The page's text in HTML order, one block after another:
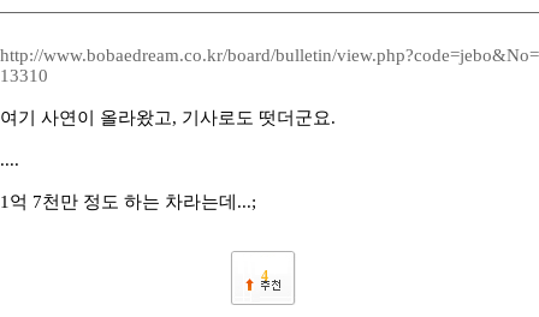
http://www.bobaedream.co.kr/board/bulletin/view.php?code=jebo&No=
13310
여기 사연이 올라왔고, 기사로도 떳더군요.
....
1억 7천만 정도 하는 차라는데...;
4